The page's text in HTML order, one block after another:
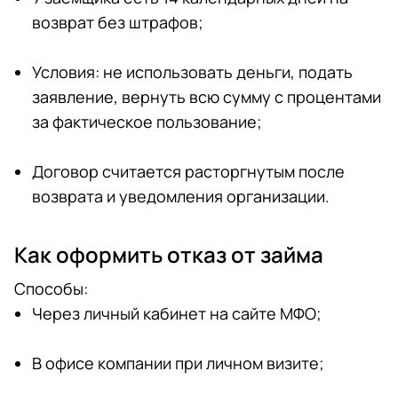
возврат без штрафов;
Условия: не использовать деньги, подать
заявление, вернуть всю сумму с процентами
за фактическое пользование;
Договор считается расторгнутым после
возврата и уведомления организации.
Как оформить отказ от займа
Способы:
Через личный кабинет на сайте МФО;
В офисе компании при личном визите;